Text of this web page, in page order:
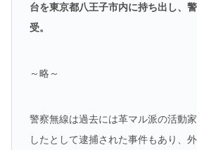
台を東京都八王子市内に持ち出し、
受。
～略～
警察無線は過去には革マル派の活動
したとして逮捕された事件もあり、